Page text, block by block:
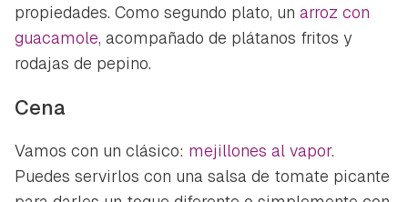
Guardar como favorito
propiedades. Como segundo plato, un arroz con
guacamole, acompañado de plátanos fritos y
rodajas de pepino.
Cena
Vamos con un clásico: mejillones al vapor.
Puedes servirlos con una salsa de tomate picante
Contenido enviado